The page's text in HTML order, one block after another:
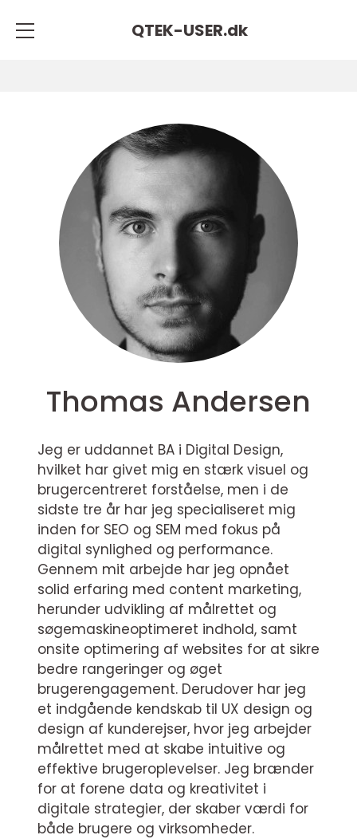
QTEK-USER.dk
Thomas Andersen
Jeg er uddannet BA i Digital Design,
hvilket har givet mig en stærk visuel og
brugercentreret forståelse, men i de
sidste tre år har jeg specialiseret mig
inden for SEO og SEM med fokus på
digital synlighed og performance.
Gennem mit arbejde har jeg opnået
solid erfaring med content marketing,
herunder udvikling af målrettet og
søgemaskineoptimeret indhold, samt
onsite optimering af websites for at sikre
bedre rangeringer og øget
brugerengagement. Derudover har jeg
et indgående kendskab til UX design og
design af kunderejser, hvor jeg arbejder
målrettet med at skabe intuitive og
effektive brugeroplevelser. Jeg brænder
for at forene data og kreativitet i
digitale strategier, der skaber værdi for
både brugere og virksomheder.